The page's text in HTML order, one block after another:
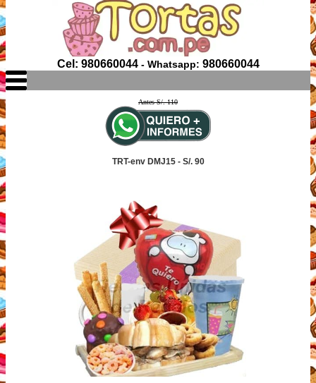
Cel: 980660044- Whatsapp: 980660044
Antes S/. 110
TRT-env DMJ15 - S/. 90